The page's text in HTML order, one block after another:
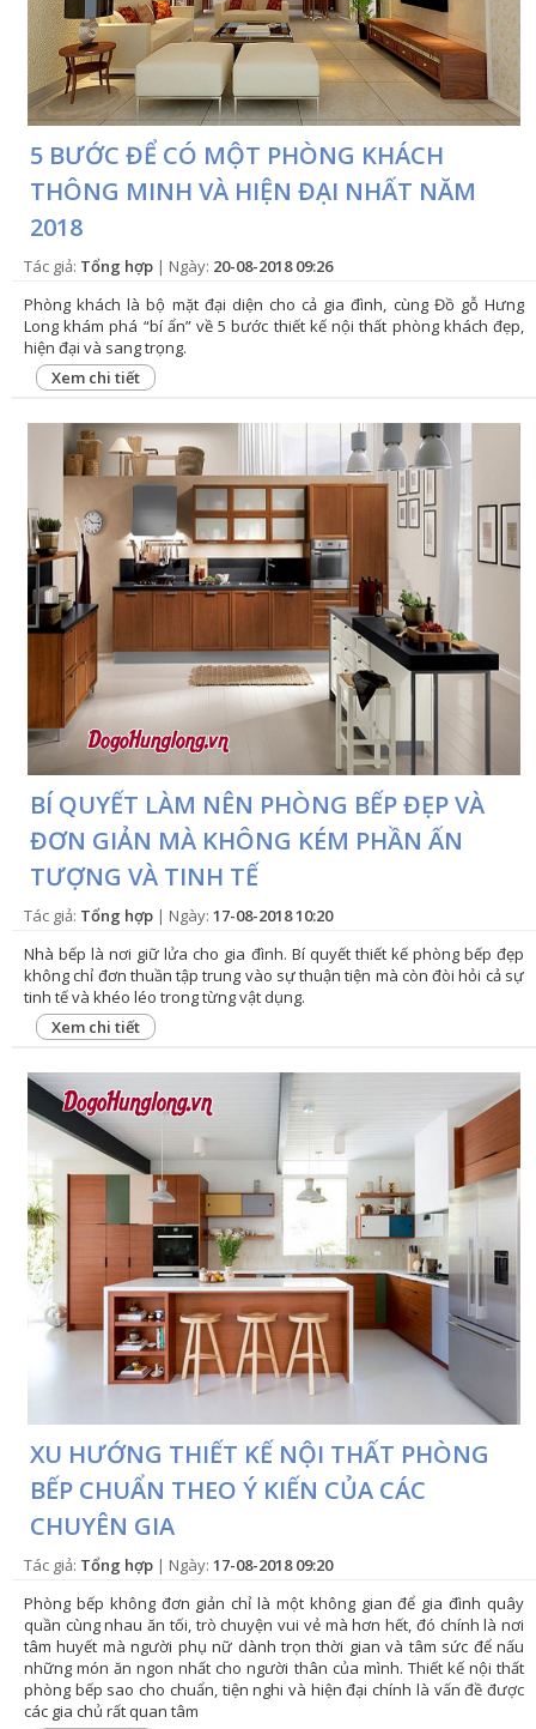
VỤ
TIN
TỨC
HỆ
THỐNG
CỬA
HÀNG
TRỢ
GIÚP
LIÊN
HỆ
5 BƯỚC ĐỂ CÓ MỘT PHÒNG KHÁCH
THÔNG MINH VÀ HIỆN ĐẠI NHẤT NĂM
2018
Tác giả: Tổng hợp | Ngày: 20-08-2018 09:26
Phòng khách là bộ mặt đại diện cho cả gia đình, cùng Đồ gỗ Hưng
Long khám phá “bí ẩn” về 5 bước thiết kế nội thất phòng khách đẹp,
hiện đại và sang trọng.
Xem chi tiết
BÍ QUYẾT LÀM NÊN PHÒNG BẾP ĐẸP VÀ
ĐƠN GIẢN MÀ KHÔNG KÉM PHẦN ẤN
TƯỢNG VÀ TINH TẾ
Tác giả: Tổng hợp | Ngày: 17-08-2018 10:20
Nhà bếp là nơi giữ lửa cho gia đình. Bí quyết thiết kế phòng bếp đẹp
không chỉ đơn thuần tập trung vào sự thuận tiện mà còn đòi hỏi cả sự
tinh tế và khéo léo trong từng vật dụng.
Xem chi tiết
XU HƯỚNG THIẾT KẾ NỘI THẤT PHÒNG
BẾP CHUẨN THEO Ý KIẾN CỦA CÁC
CHUYÊN GIA
Tác giả: Tổng hợp | Ngày: 17-08-2018 09:20
Phòng bếp không đơn giản chỉ là một không gian để gia đình quây
quần cùng nhau ăn tối, trò chuyện vui vẻ mà hơn hết, đó chính là nơi
tâm huyết mà người phụ nữ dành trọn thời gian và tâm sức để nấu
những món ăn ngon nhất cho người thân của mình. Thiết kế nội thất
phòng bếp sao cho chuẩn, tiện nghi và hiện đại chính là vấn đề được
các gia chủ rất quan tâm